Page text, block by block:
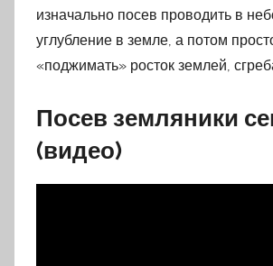
изначально посев проводить в
углубление в земле, а потом
«поджимать» росток землей,
Посев земляники
(видео)